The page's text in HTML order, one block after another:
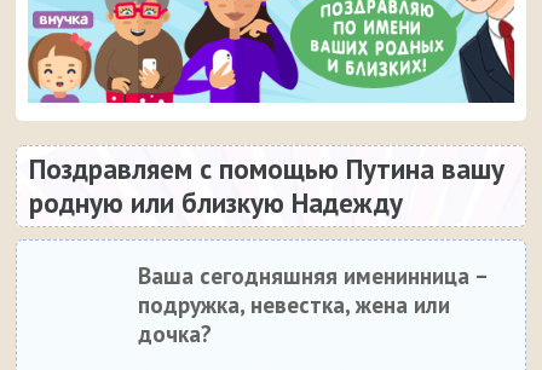
Поздравляем с помощью Путина вашу
родную или близкую Надежду
Ваша сегодняшняя именинница –
подружка, невестка, жена или
дочка?